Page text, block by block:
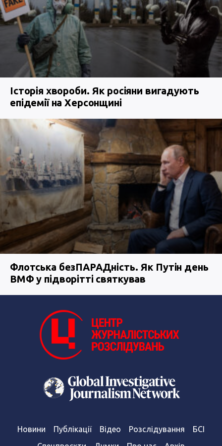
Історія хвороби. Як росіяни вигадують
епідемії на Херсонщині
Флотська безПАРАДність. Як Путін день
ВМФ у підворітті святкував
Новини Публікації Відео Розслідування
БСІ